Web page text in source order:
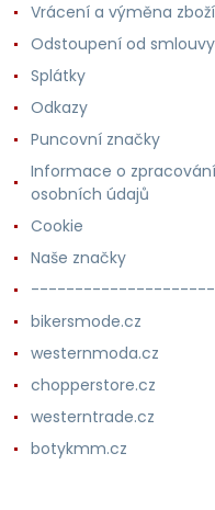
Vrácení a výměna zboží
Odstoupení od smlouvy
Splátky
Odkazy
Puncovní značky
Informace o zpracování
osobních údajů
Cookie
Naše značky
bikersmode.cz
westernmoda.cz
chopperstore.cz
westerntrade.cz
botykmm.cz